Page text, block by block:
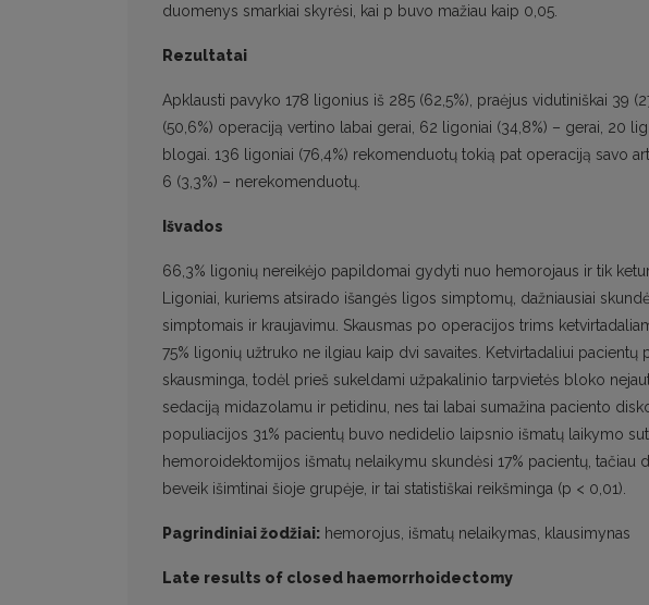
duomenys smarkiai skyrėsi, kai p buvo mažiau kaip 0,05.
Rezultatai
Apklausti pavyko 178 ligonius iš 285 (62,5%), praėjus vidutiniškai 39
(50,6%) operaciją vertino labai gerai, 62 ligoniai (34,8%) – gerai, 20
blogai. 136 ligoniai (76,4%) rekomenduotų tokią pat operaciją savo
6 (3,3%) – nerekomenduotų.
Išvados
66,3% ligonių nereikėjo papildomai gydyti nuo hemorojaus ir tik
Ligoniai, kuriems atsirado išangės ligos simptomų, dažniausiai
simptomais ir kraujavimu. Skausmas po operacijos trims
75% ligonių užtruko ne ilgiau kaip dvi savaites. Ketvirtadaliui
skausminga, todėl prieš sukeldami užpakalinio tarpvietės bloko
sedaciją midazolamu ir petidinu, nes tai labai sumažina paciento
populiacijos 31% pacientų buvo nedidelio laipsnio išmatų laikymo
hemoroidektomijos išmatų nelaikymu skundėsi 17% pacientų, tačiau
beveik išimtinai šioje grupėje, ir tai statistiškai reikšminga (p < 0,01).
Pagrindiniai žodžiai: hemorojus, išmatų nelaikymas, klausimynas
Late results of closed haemorrhoidectomy